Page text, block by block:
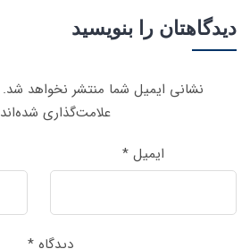
دیدگاهتان را بنویسید
نشانی ایمیل شما منتشر نخواهد شد.
علامت‌گذاری شده‌اند
ایمیل *